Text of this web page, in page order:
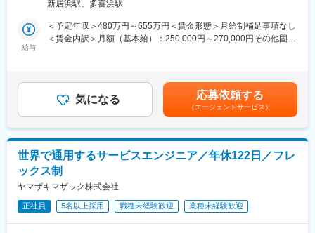
円、5日＋5,000円、10日＋8,000円）
・宿泊費、食事手当もあり
ムの厚みの無駄をなくす装置から、フィルムの原料を正確に混ぜ
る装置・フィルム製造過程において切り落とされ廃棄されていた
フィルムの両端の不要部分を再利用する装置を開発することで、
当社の「ecoペレ」シリーズが、2026年1月に機械振興賞 中小企
業庁長官賞を受賞するなど、独自の技術とものづくりで高い評価
を得ており、多くのお客様からお引きあいをいただいています。
変更の範囲：会社の定める業務
・既存顧客のフォロー等
【製品の魅力】プラスチック製品やプラスチックフィルム製造装
置用の[混合機][洗浄装置][再生装置]が当社製品。原材料コストが利
ます。より強固な組織体制を目指し営業を強化しております。
■採用背景：営業の強化のため。
当社の「ecoペレ」シリーズが、2026年1月に機械振興賞 中小企
■入社後は：1～2週間程度、本社製造工場で装置の研修と勉強会
を実施します。
変更の範囲：会社の定める業務
新居浜駅、多喜浜駅
給与
＜予定年収＞480万円～655万円＜賃金形態＞月給制補足事項なし
＜賃金内訳＞月額（基本給）：250,000円～270,000円その他固定
気になる 応募依頼する
（エージェントサービス）
世界で通用するサービスエンジニア／年休122日／フレ
ックス制
ヤマザキマザック株式会社
正社員 5名以上採用 職種未経験歓迎 業種未経験歓迎